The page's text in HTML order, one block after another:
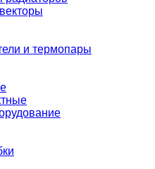
и термопары